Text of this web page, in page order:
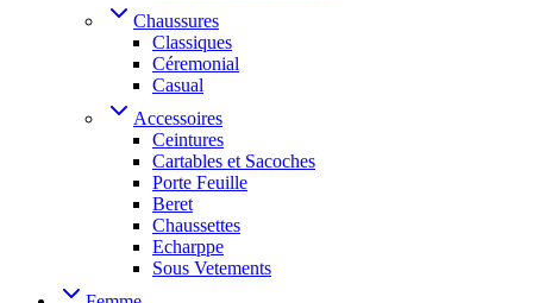
Chaussures
Classiques
Céremonial
Casual
Accessoires
Ceintures
Cartables et Sacoches
Porte Feuille
Beret
Chaussettes
Echarppe
Sous Vetements